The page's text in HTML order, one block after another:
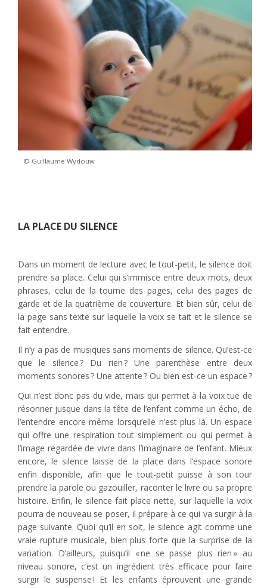
© Guillaume Wydouw
LA PLACE DU SILENCE
Dans un moment de lecture avec le tout-petit, le silence doit
prendre sa place. Celui qui s’immisce entre deux mots, deux
phrases, celui de la tourne des pages, celui des pages de
garde et de la quatrième de couverture. Et bien sûr, celui de
la page sans texte sur laquelle la voix se tait et le silence se
fait entendre.
Il n’y a pas de musiques sans moments de silence. Qu’est-ce
que le silence ? Du rien ? Une parenthèse entre deux
moments sonores ? Une attente ? Ou bien est-ce un espace ?
Qui n’est donc pas du vide, mais qui permet à la voix tue de
résonner jusque dans la tête de l’enfant comme un écho, de
l’entendre encore même lorsqu’elle n’est plus là. Un espace
qui offre une respiration tout simplement ou qui permet à
l’image regardée de vivre dans l’imaginaire de l’enfant. Mieux
encore, le silence laisse de la place dans l’espace sonore
enfin disponible, afin que le tout-petit puisse à son tour
prendre la parole ou gazouiller, raconter le livre ou sa propre
histoire. Enfin, le silence fait place nette, sur laquelle la voix
pourra de nouveau se poser, il prépare à ce qui va surgir à la
page suivante. Quoi qu’il en soit, le silence agit comme une
vraie rupture musicale, bien plus forte que la surprise de la
variation. D’ailleurs, puisqu’il « ne se passe plus rien » au
niveau sonore, c’est un ingrédient très efficace pour faire
surgir le suspense ! Et les enfants éprouvent une grande